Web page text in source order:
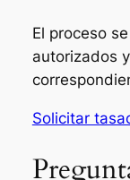
El proceso
autorizados
Solicitar